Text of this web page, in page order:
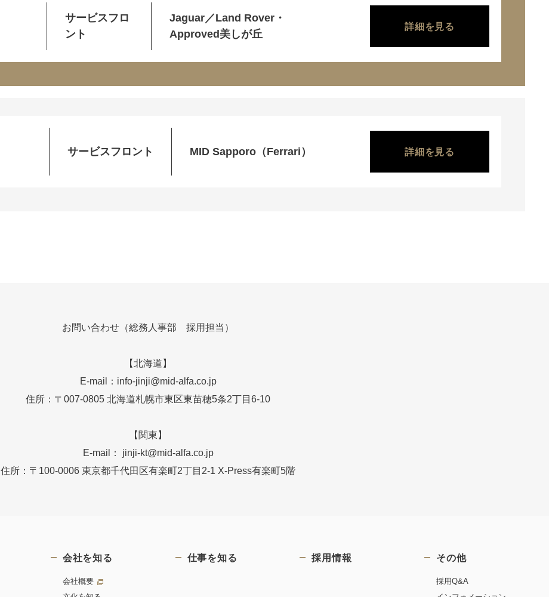
サービスフロ
ント
Jaguar／Land Rover・
Approved美しが丘
詳細を見る
サービスフロント MID Sapporo（Ferrari） 詳細を見る
お問い合わせ（総務人事部 採用担当）
【北海道】
E-mail：info-jinji@mid-alfa.co.jp
住所：〒007-0805 北海道札幌市東区東苗穂5条2丁目6-10
【関東】
E-mail： jinji-kt@mid-alfa.co.jp
住所：〒100-0006 東京都千代田区有楽町2丁目2-1 X-Press有楽町5階
会社を知る
会社概要
仕事を知る 採用情報 その他
採用Q&A